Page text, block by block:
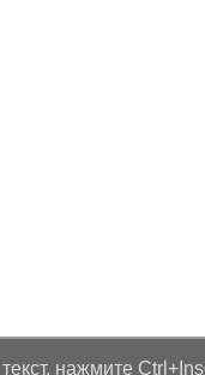
нажмите